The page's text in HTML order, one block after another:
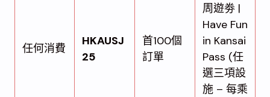
任何消費
HKAUSJ
25
首100個
訂單
周遊劵 |
Have Fun
in Kansai
Pass (任
選三項設
施 – 每乘